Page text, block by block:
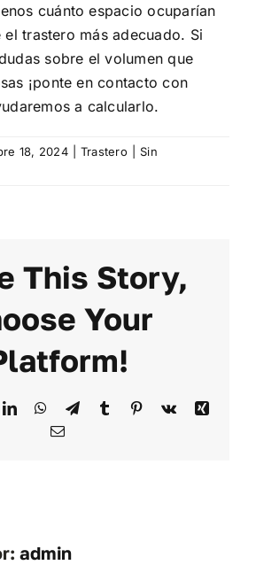
Carrito
cuánto espacio ocuparían
trastero más adecuado. Si
sobre el volumen que
¡ponte encontacto con
a calcularlo.
18, 2024 Trastero
Sin
This Story,
Your
LinkedInWhatsApp
TelegramTumblr Pinterest
Vk
Xing
Correo
admin